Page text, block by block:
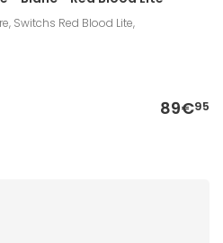
Switchs Red Blood Lite,
89€95